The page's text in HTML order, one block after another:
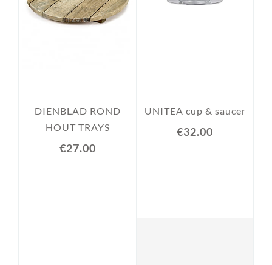
DIENBLAD ROND
HOUT TRAYS
€27.00
UNITEA cup & saucer
€32.00